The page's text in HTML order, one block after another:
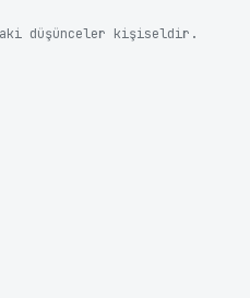
düşünceler kişiseldir.